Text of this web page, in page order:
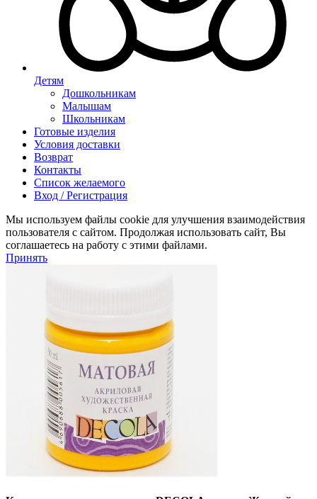
Детям
Дошкольникам
Малышам
Школьникам
Готовые изделия
Условия доставки
Возврат
Контакты
Список желаемого
Вход / Регистрация
Мы используем файлы cookie для улучшения взаимодействия
пользователя с сайтом. Продолжая использовать сайт, Вы
соглашаетесь на работу с этими файлами.
Принять